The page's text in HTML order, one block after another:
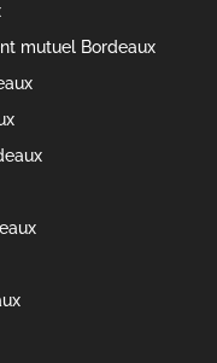
mutuel Bordeaux